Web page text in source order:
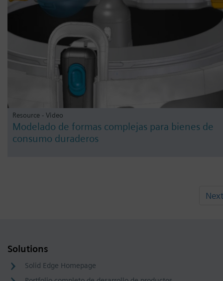
Resource - Video
Modelado de formas complejas para bienes de
consumo duraderos
Next
Solutions
Solid Edge Homepage